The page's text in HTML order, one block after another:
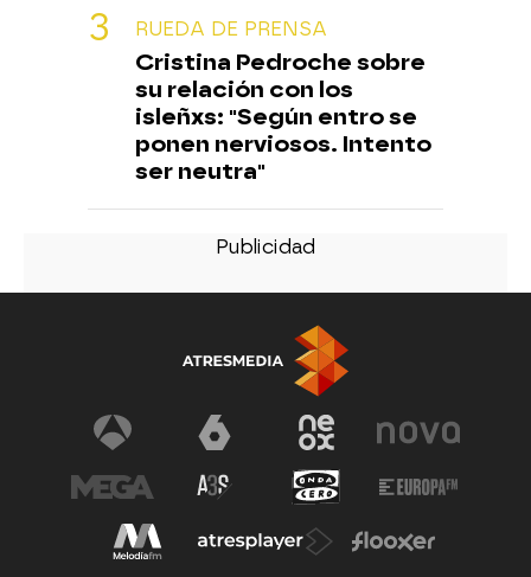
RUEDA DE PRENSA
Cristina Pedroche sobre
su relación con los
isleñxs: "Según entro se
ponen nerviosos. Intento
ser neutra"